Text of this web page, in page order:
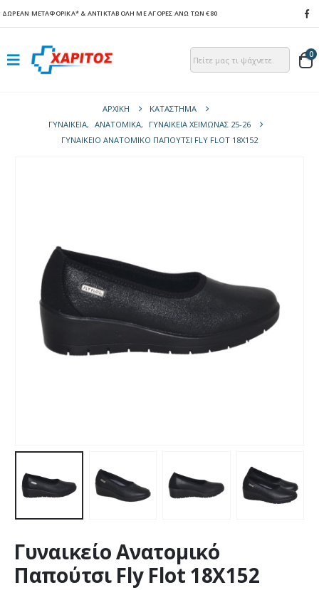
ΔΩΡΕΑΝ ΜΕΤΑΦΟΡΙΚΑ* & ΑΝΤΙΚΤΑΒΟΛΗ ΜΕ ΑΓΟΡΕΣ ΑΝΩ ΤΩΝ €80
0
ΑΡΧΙΚΉ
ΚΑΤΆΣΤΗΜΑ
ΓΥΝΑΙΚΕΙΑ, ΑΝΑΤΟΜΙΚΆ,
ΓΥΝΑΙΚΕΊΑ ΧΕΙΜΏΝΑΣ 25-26
ΓΥΝΑΙΚΕΊΟ ΑΝΑΤΟΜΙΚΌ ΠΑΠΟΎΤΣΙ FLY FLOT 18X152
Γυναικείο Ανατομικό
Παπούτσι Fly Flot 18X152